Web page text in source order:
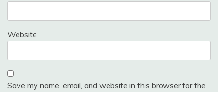
Website
Save my name, email, and website in this browser for the